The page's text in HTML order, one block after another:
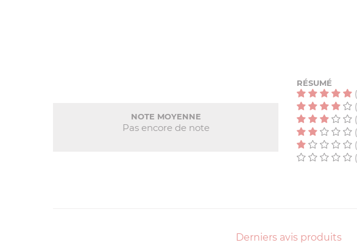
NOTE MOYENNE
Pas encore de note
RÉSUMÉ
Derniers avis produits